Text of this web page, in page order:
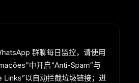
群聊每日监控，请使用
中开启“Anti-Spam”与
以自动拦截垃圾链接；进